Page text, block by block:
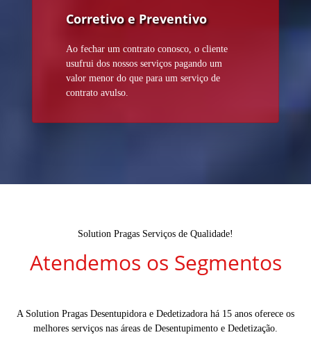
Corretivo e Preventivo
Ao fechar um contrato conosco, o cliente
usufrui dos nossos serviços pagando um
valor menor do que para um serviço de
contrato avulso.
Solution Pragas Serviços de Qualidade!
Atendemos os Segmentos
A Solution Pragas Desentupidora e Dedetizadora há 15 anos oferece os
melhores serviços nas áreas de Desentupimento e Dedetização.